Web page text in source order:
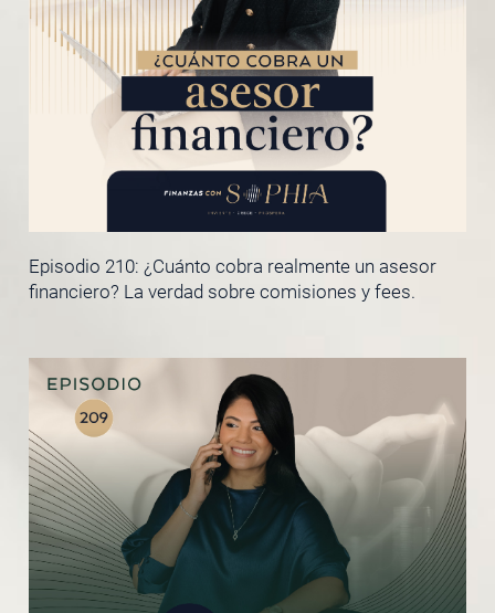
Episodio 210: ¿Cuánto cobra realmente un asesor
financiero? La verdad sobre comisiones y fees.